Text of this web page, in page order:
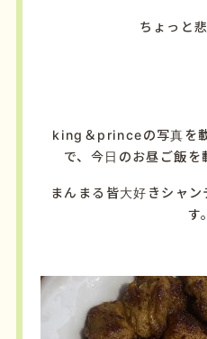
ちょっと
king＆princeの写真を
で、今日のお昼ご飯を
まんまる皆大好きシャ
す。